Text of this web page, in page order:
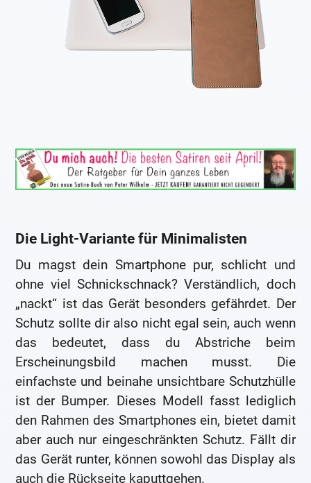
Die Light-Variante für Minimalisten
Du magst dein Smartphone pur, schlicht und
ohne viel Schnickschnack? Verständlich, doch
„nackt“ ist das Gerät besonders gefährdet. Der
Schutz sollte dir also nicht egal sein, auch wenn
das bedeutet, dass du Abstriche beim
Erscheinungsbild machen musst. Die
einfachste und beinahe unsichtbare Schutzhülle
ist der Bumper. Dieses Modell fasst lediglich
den Rahmen des Smartphones ein, bietet damit
aber auch nur eingeschränkten Schutz. Fällt dir
das Gerät runter, können sowohl das Display als
auch die Rückseite kaputtgehen.